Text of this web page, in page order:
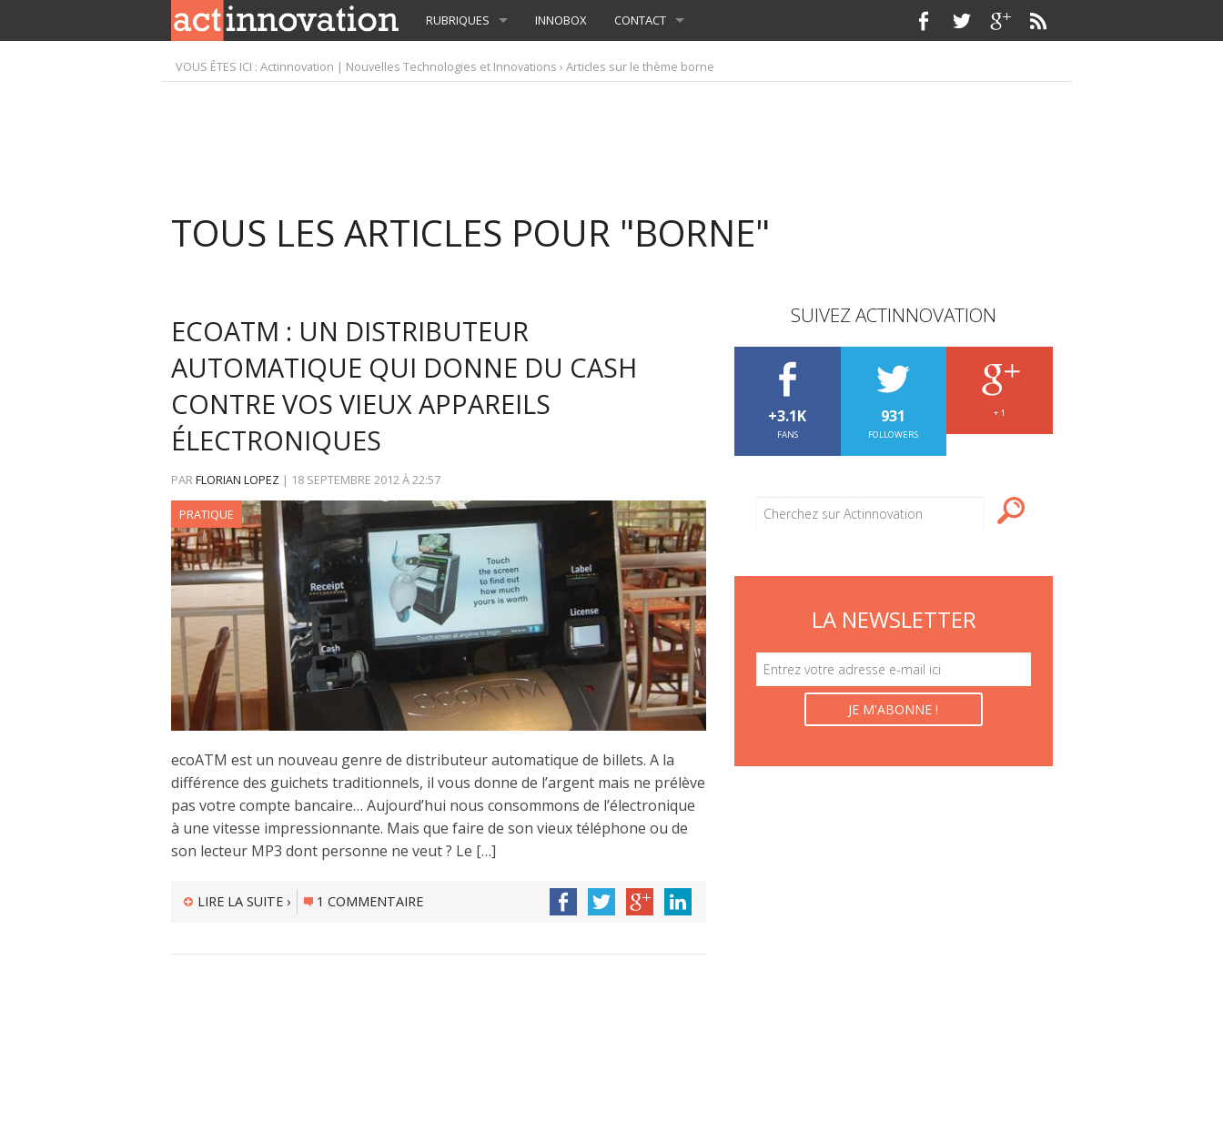
RUBRIQUES INNOBOX CONTACT
VOUS ÊTES ICI :Actinnovation | Nouvelles Technologies et Innovations › Articles sur le thème borne
TOUS LES ARTICLES POUR "BORNE"
ECOATM : UN DISTRIBUTEUR
AUTOMATIQUE QUI DONNE DU CASH
CONTRE VOS VIEUX APPAREILS
ÉLECTRONIQUES
PARFLORIAN LOPEZ | 18 SEPTEMBRE 2012À22:57
PRATIQUE
ecoATM est un nouveau genre de distributeur automatique de billets. A la
différence des guichets traditionnels, il vous donne de l’argent mais ne prélève
pas votre compte bancaire… Aujourd’hui nous consommons de l’électronique
à une vitesse impressionnante. Mais que faire de son vieux téléphone ou de
son lecteur MP3 dont personne ne veut ? Le […]
LIRE LA SUITE › 1 COMMENTAIRE
SUIVEZ ACTINNOVATION
+3.1K
FANS
931
FOLLOWERS
+ 1
LA NEWSLETTER